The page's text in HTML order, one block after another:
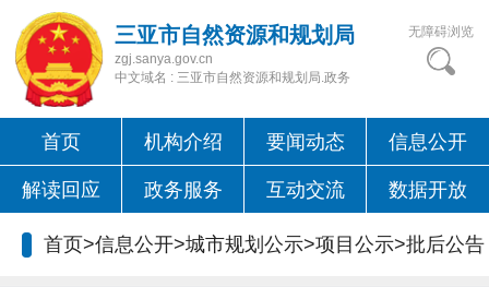
三亚市自然资源和规划局
zgj.sanya.gov.cn
中文域名 : 三亚市自然资源和规划局.政务
无障碍浏览
首页 机构介绍 要闻动态 信息公开
解读回应 政务服务 互动交流 数据开放
首页>信息公开>城市规划公示>项目公示>批后公告